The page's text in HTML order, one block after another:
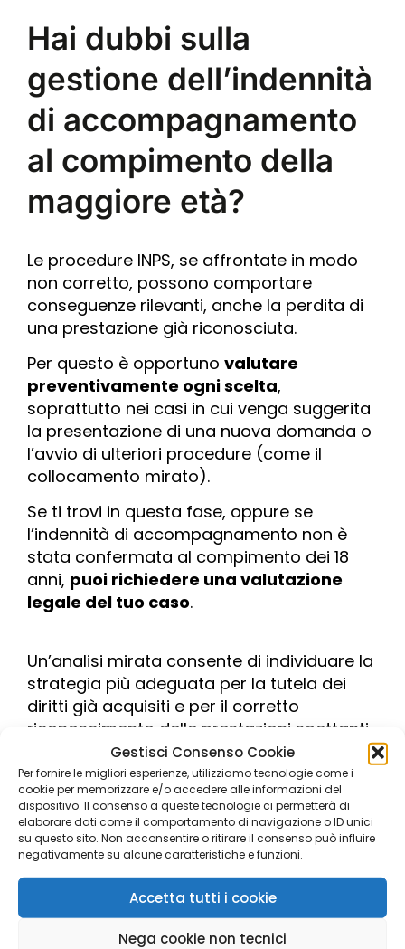
Gestisci Consenso Cookie
Per fornire le migliori esperienze, utilizziamo tecnologie come i
cookie per memorizzare e/o accedere alle informazioni del
dispositivo. Il consenso a queste tecnologie ci permetterà di
elaborare dati come il comportamento di navigazione o ID unici
su questo sito. Non acconsentire o ritirare il consenso può influire
negativamente su alcune caratteristiche e funzioni.
Accetta tutti i cookie
Nega cookie non tecnici
Hai dubbi sulla
gestione dell’indennità
di accompagnamento
al compimento della
maggiore età?
Le procedure INPS, se affrontate in modo
non corretto, possono comportare
conseguenze rilevanti, anche la perdita di
una prestazione già riconosciuta.
Per questo è opportuno valutare
preventivamente ogni scelta,
soprattutto nei casi in cui venga suggerita
la presentazione di una nuova domanda o
l’avvio di ulteriori procedure (come il
collocamento mirato).
Se ti trovi in questa fase, oppure se
l’indennità di accompagnamento non è
stata confermata al compimento dei 18
anni, puoi richiedere una valutazione
legale del tuo caso.
Un’analisi mirata consente di individuare la
strategia più adeguata per la tutela dei
diritti già acquisiti e per il corretto
riconoscimento delle prestazioni spettanti.
Contattami per un approfondimento
professionale sulla tua situazione
CHIEDI CONSULENZA
Facebook
Twitter
LinkedIn
Pinterest
WhatsApp
Condividi